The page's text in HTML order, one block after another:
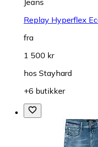
Jeans
Replay Hyperflex
fra
1 500 kr
hos Stayhard
+6 butikker